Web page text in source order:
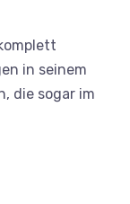
in seinem
die sogar im